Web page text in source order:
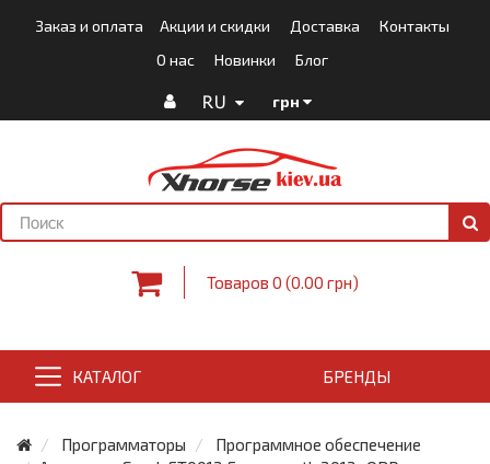
Заказ и оплата Акции и скидки Доставка
Контакты
О нас
Новинки Блог
RU грн
Товаров 0 (0.00 грн)
КАТАЛОГ БРЕНДЫ
Программаторы
Программное обеспечение